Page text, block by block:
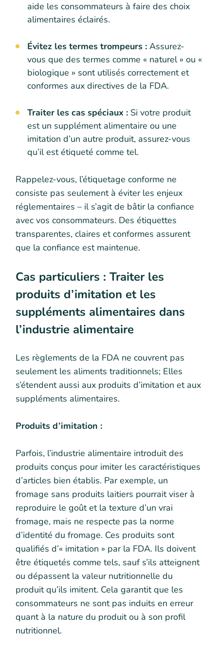
aide les consommateurs à faire des choix
alimentaires éclairés.
Évitez les termes trompeurs : Assurez-
vous que des termes comme « naturel » ou «
biologique » sont utilisés correctement et
conformes aux directives de la FDA.
Traiter les cas spéciaux : Si votre produit
est un supplément alimentaire ou une
imitation d’un autre produit, assurez-vous
qu’il est étiqueté comme tel.
Rappelez-vous, l’étiquetage conforme ne
consiste pas seulement à éviter les enjeux
réglementaires – il s’agit de bâtir la confiance
avec vos consommateurs. Des étiquettes
transparentes, claires et conformes assurent
que la confiance est maintenue.
Cas particuliers : Traiter les
produits d’imitation et les
suppléments alimentaires dans
l’industrie alimentaire
Les règlements de la FDA ne couvrent pas
seulement les aliments traditionnels; Elles
s’étendent aussi aux produits d’imitation et aux
suppléments alimentaires.
Produits d’imitation :
Parfois, l’industrie alimentaire introduit des
produits conçus pour imiter les caractéristiques
d’articles bien établis. Par exemple, un
fromage sans produits laitiers pourrait viser à
reproduire le goût et la texture d’un vrai
fromage, mais ne respecte pas la norme
d’identité du fromage. Ces produits sont
qualifiés d’« imitation » par la FDA. Ils doivent
être étiquetés comme tels, sauf s’ils atteignent
ou dépassent la valeur nutritionnelle du
produit qu’ils imitent. Cela garantit que les
consommateurs ne sont pas induits en erreur
quant à la nature du produit ou à son profil
nutritionnel.